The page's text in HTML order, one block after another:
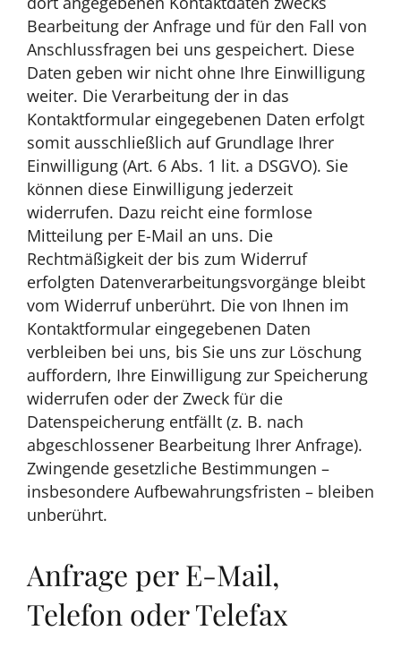
Bearbeitung der Anfrage und für den Fall von
Anschlussfragen bei uns gespeichert. Diese
Daten geben wir nicht ohne Ihre Einwilligung
weiter. Die Verarbeitung der in das
Kontaktformular eingegebenen Daten erfolgt
somit ausschließlich auf Grundlage Ihrer
Einwilligung (Art. 6 Abs. 1 lit. a DSGVO). Sie
können diese Einwilligung jederzeit
widerrufen. Dazu reicht eine formlose
Mitteilung per E-Mail an uns. Die
Rechtmäßigkeit der bis zum Widerruf
erfolgten Datenverarbeitungsvorgänge bleibt
vom Widerruf unberührt. Die von Ihnen im
Kontaktformular eingegebenen Daten
verbleiben bei uns, bis Sie uns zur Löschung
auffordern, Ihre Einwilligung zur Speicherung
widerrufen oder der Zweck für die
Datenspeicherung entfällt (z. B. nach
abgeschlossener Bearbeitung Ihrer Anfrage).
Zwingende gesetzliche Bestimmungen –
insbesondere Aufbewahrungsfristen – bleiben
unberührt.
Anfrage per E-Mail,
Telefon oder Telefax